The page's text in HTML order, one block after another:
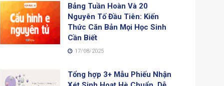
Bảng Tuần Hoàn Và 20
Nguyên Tố Đầu Tiên: Kiến
Thức Căn Bản Mọi Học Sinh
Cần Biết
17/08/2025
Tổng hợp 3+ Mẫu Phiếu Nhận